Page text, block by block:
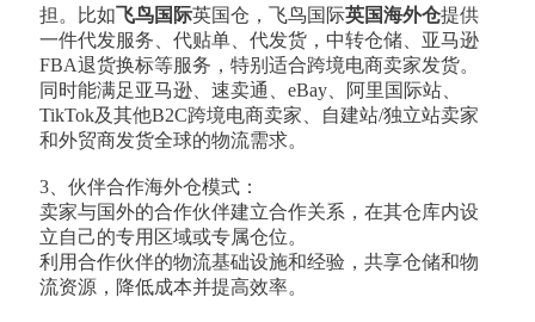
担。比如飞鸟国际英国仓，飞鸟国际英国海外仓提供
一件代发服务、代贴单、代发货，中转仓储、亚马逊
FBA退货换标等服务，特别适合跨境电商卖家发货。
同时能满足亚马逊、速卖通、eBay、阿里国际站、
TikTok及其他B2C跨境电商卖家、自建站/独立站卖家
和外贸商发货全球的物流需求。
3、伙伴合作海外仓模式：
卖家与国外的合作伙伴建立合作关系，在其仓库内设
立自己的专用区域或专属仓位。
利用合作伙伴的物流基础设施和经验，共享仓储和物
流资源，降低成本并提高效率。